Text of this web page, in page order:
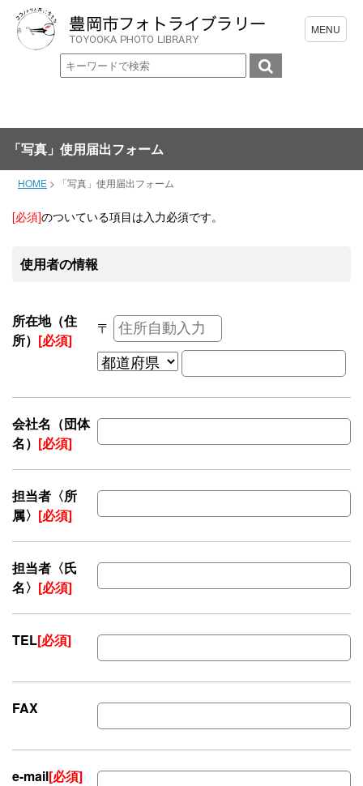
「写真」使用届出フォーム
HOME > 「写真」使用届出フォーム
[必須]のついている項目は入力必須です。
使用者の情報
所在地（住
所） [必須]
〒
会社名（団体
名） [必須]
担当者〈所
属〉 [必須]
担当者〈氏
名〉 [必須]
TEL[必須]
FAX
e-mail[必須]